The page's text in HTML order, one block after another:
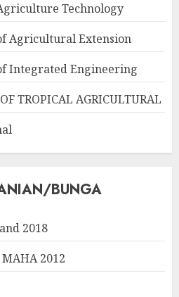
Technology
Agricultural Extension
Integrated Engineering
TROPICAL AGRICULTURAL
BUNGA
2018
2012